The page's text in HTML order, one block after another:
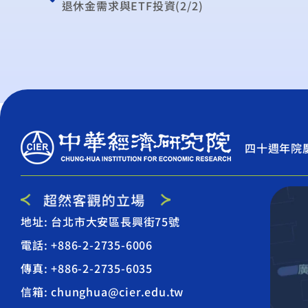
退休金需求與ETF投資(2/2)
四十週年院
地址: 台北市大安區長興街75號
電話: +886-2-2735-6006
傳真: +886-2-2735-6035
信箱: chunghua@cier.edu.tw